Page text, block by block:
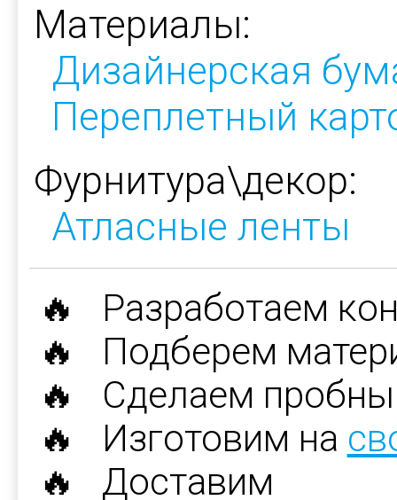
Материалы:
Дизайнерская
Переплетный
Фурнитура\декор:
Атласные ленты
🔥 Разработаем
🔥 Подберем
🔥 Сделаем
🔥 Изготовим на
🔥 Доставим